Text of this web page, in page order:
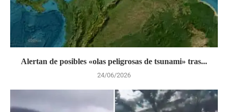
Alertan de posibles «olas peligrosas de tsunami» tras...
24/06/2026